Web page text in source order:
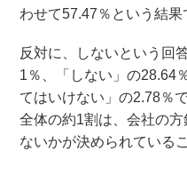
わせて57.47％という結果
反対に、しないという回
1％、「しない」の28.64
てはいけない」の2.78％
全体の約1割は、会社の
ないかが決められている